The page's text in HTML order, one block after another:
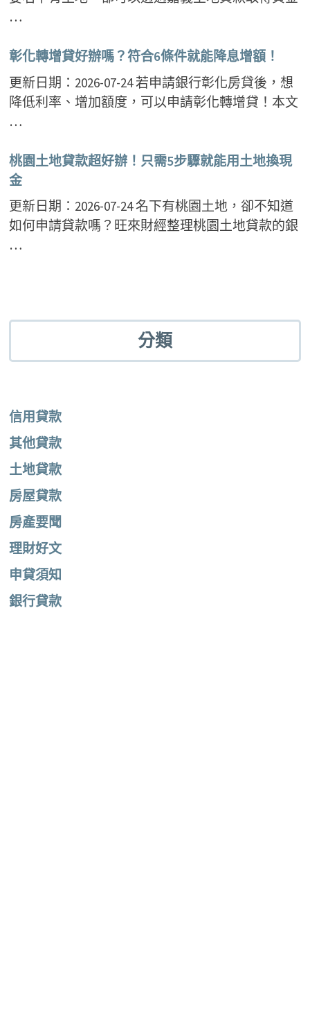
…
彰化轉增貸好辦嗎？符合6條件就能降息增額！
更新日期：2026-07-24 若申請銀行彰化房貸後，想
降低利率、增加額度，可以申請彰化轉增貸！本文
…
桃園土地貸款超好辦！只需5步驟就能用土地換現
金
更新日期：2026-07-24 名下有桃園土地，卻不知道
如何申請貸款嗎？旺來財經整理桃園土地貸款的銀
…
分類
信用貸款
其他貸款
土地貸款
房屋貸款
房產要聞
理財好文
申貸須知
銀行貸款